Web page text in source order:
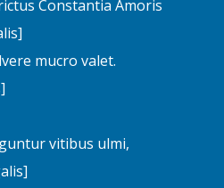
Constantia Amoris
mucro valet.
vitibus ulmi,